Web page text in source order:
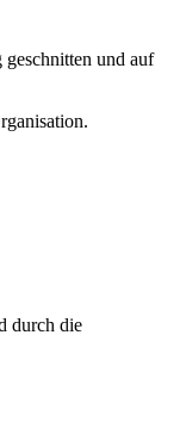
und auf
durch die